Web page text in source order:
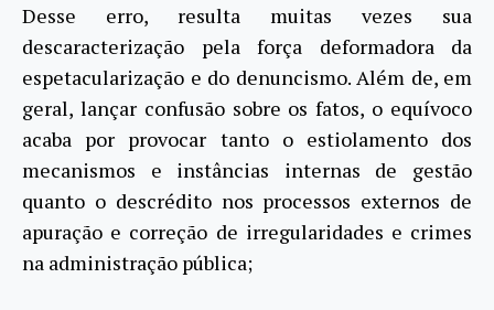
Desse erro, resulta muitas vezes sua
descaracterização pela força deformadora da
espetacularização e do denuncismo. Além de, em
geral, lançar confusão sobre os fatos, o equívoco
acaba por provocar tanto o estiolamento dos
mecanismos e instâncias internas de gestão
quanto o descrédito nos processos externos de
apuração e correção de irregularidades e crimes
na administração pública;